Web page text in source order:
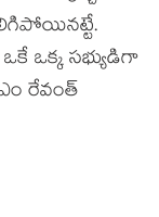
ఒక్క స‌భ్యుడిగా
రేవంత్